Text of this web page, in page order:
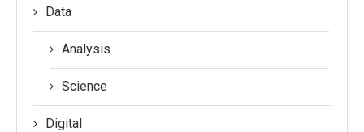
Data
Analysis
Science
Digital